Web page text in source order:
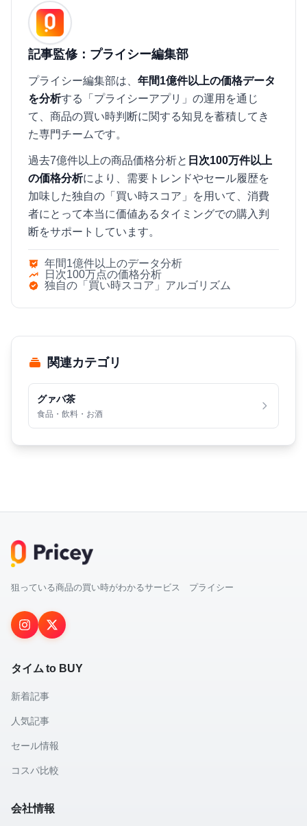
記事監修：プライシー編集部
プライシー編集部は、 年間1億件以上の価格データ
を分析する「プライシーアプリ」の運用を通じ
て、商品の買い時判断に関する知見を蓄積してき
た専門チームです。
過去7億件以上の商品価格分析と 日次100万件以上
の価格分析により、需要トレンドやセール履歴を
加味した独自の「買い時スコア」を用いて、消費
者にとって本当に価値あるタイミングでの購入判
断をサポートしています。
年間1億件以上のデータ分析
日次100万点の価格分析
独自の「買い時スコア」アルゴリズム
関連カテゴリ
グァバ茶
食品・飲料・お酒
狙っている商品の買い時がわかるサービス プライシー
タイム to BUY
新着記事
人気記事
セール情報
コスパ比較
会社情報